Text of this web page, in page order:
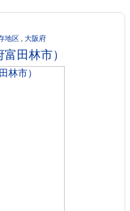
地区 , 大阪府
田林市）